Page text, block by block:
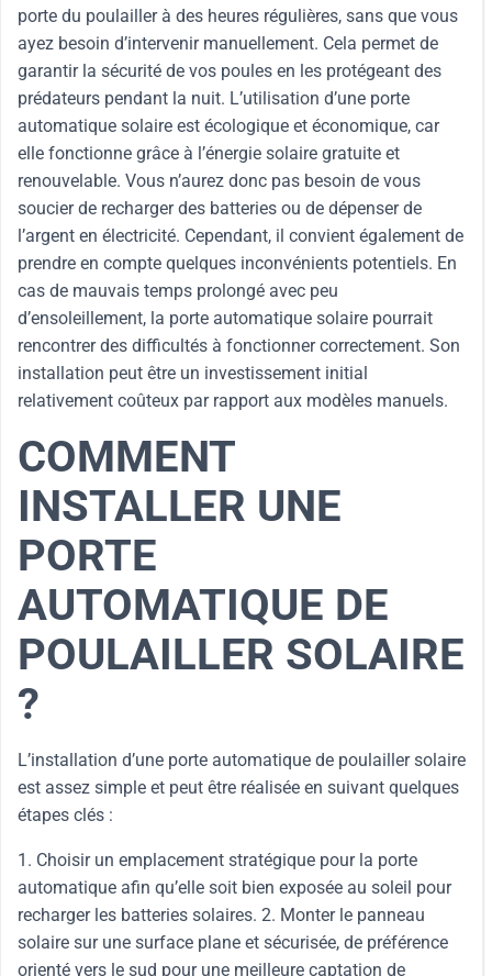
porte du poulailler à des heures régulières, sans que vous
ayez besoin d’intervenir manuellement. Cela permet de
garantir la sécurité de vos poules en les protégeant des
prédateurs pendant la nuit. L’utilisation d’une porte
automatique solaire est écologique et économique, car
elle fonctionne grâce à l’énergie solaire gratuite et
renouvelable. Vous n’aurez donc pas besoin de vous
soucier de recharger des batteries ou de dépenser de
l’argent en électricité. Cependant, il convient également de
prendre en compte quelques inconvénients potentiels. En
cas de mauvais temps prolongé avec peu
d’ensoleillement, la porte automatique solaire pourrait
rencontrer des difficultés à fonctionner correctement. Son
installation peut être un investissement initial
relativement coûteux par rapport aux modèles manuels.
COMMENT
INSTALLER UNE
PORTE
AUTOMATIQUE DE
POULAILLER SOLAIRE
?
L’installation d’une porte automatique de poulailler solaire
est assez simple et peut être réalisée en suivant quelques
étapes clés :
1. Choisir un emplacement stratégique pour la porte
automatique afin qu’elle soit bien exposée au soleil pour
recharger les batteries solaires. 2. Monter le panneau
solaire sur une surface plane et sécurisée, de préférence
orienté vers le sud pour une meilleure captation de